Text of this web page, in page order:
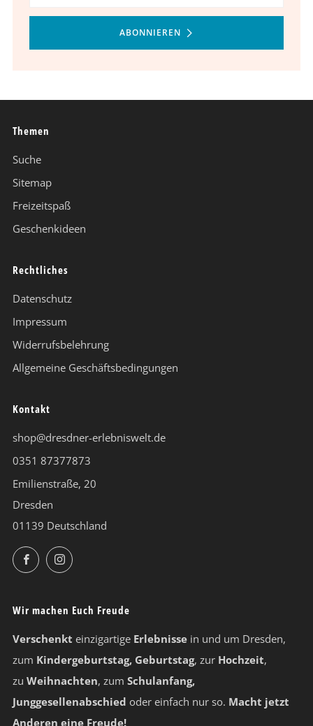
ABONNIEREN
Themen
Suche
Sitemap
Freizeitspaß
Geschenkideen
Rechtliches
Datenschutz
Impressum
Widerrufsbelehrung
Allgemeine Geschäftsbedingungen
Kontakt
shop@dresdner-erlebniswelt.de
0351 87377873
Emilienstraße, 20
Dresden
01139 Deutschland
FacebookInstagram
Wir machen Euch Freude
Verschenkt einzigartige Erlebnisse in und um Dresden,
zum Kindergeburtstag, Geburtstag, zur Hochzeit,
zu Weihnachten, zum Schulanfang,
Junggesellenabschied oder einfach nur so. Macht jetzt
Anderen eine Freude!